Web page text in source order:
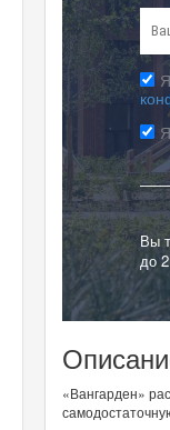
Вы
до
«Вангарден»